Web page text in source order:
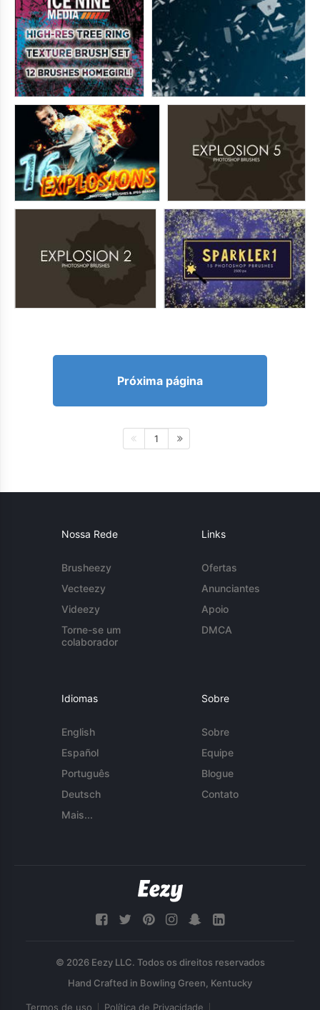
Próxima página
1
Nossa Rede
Brusheezy
Vecteezy
Videezy
Torne-se um
colaborador
Links
Ofertas
Anunciantes
Apoio
DMCA
Idiomas
English
Español
Português
Deutsch
Mais...
Sobre
Sobre
Equipe
Blogue
Contato
© 2026 Eezy LLC. Todos os direitos reservados
Termos de uso Política de Privacidade